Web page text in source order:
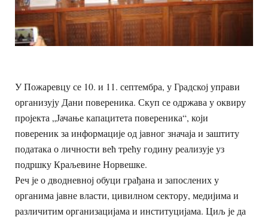
У Пожаревцу се 10. и 11. септембра, у Градској управи
организују Дани повереника. Скуп се одржава у оквиру
пројекта „Јачање капацитета повереника“, који
повереник за информације од јавног значаја и заштиту
података о личности већ трећу годину реализује уз
подршку Краљевине Норвешке.
Реч је о дводневној обуци грађана и запослених у
органима јавне власти, цивилном сектору, медијима и
различитим организацијама и институцијама. Циљ је да